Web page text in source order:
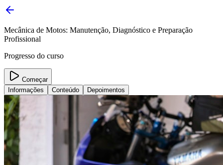
Mecânica de Motos: Manutenção, Diagnóstico e Preparação
Profissional
Progresso do curso
Começar
Informações
Conteúdo Depoimentos